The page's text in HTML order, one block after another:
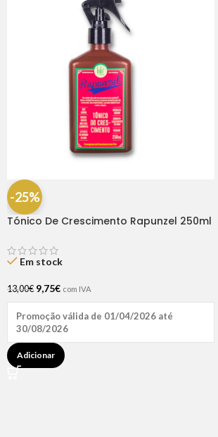
-25%
Tónico De Crescimento Rapunzel 250ml
Em stock
13,00€ 9,75€ com IVA
Promoção válida de 01/04/2026 até
30/08/2026
Adicionar